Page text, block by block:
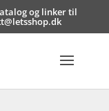
og linker til